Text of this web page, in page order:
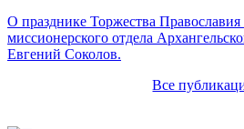
О празднике Торжества Православия
миссионерского отдела
Евгений Соколов.
Все